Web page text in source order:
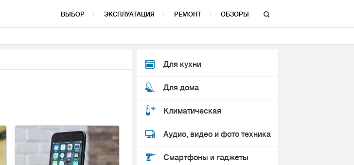
ВЫБОР ЭКСПЛУАТАЦИЯ РЕМОНТ ОБЗОРЫ
Для кухни
Для дома
Климатическая
Аудио, видео и фото техника
Смартфоны и гаджеты